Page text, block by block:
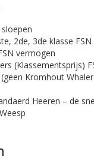
2de, 3de klasse FSN
vermogen
(Klassementsprijs)
Kromhout
Heeren – de